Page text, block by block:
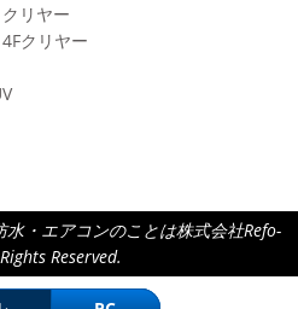
リヤー
クリヤー
・エアコンのことは株式会社Refo-
Reserved.